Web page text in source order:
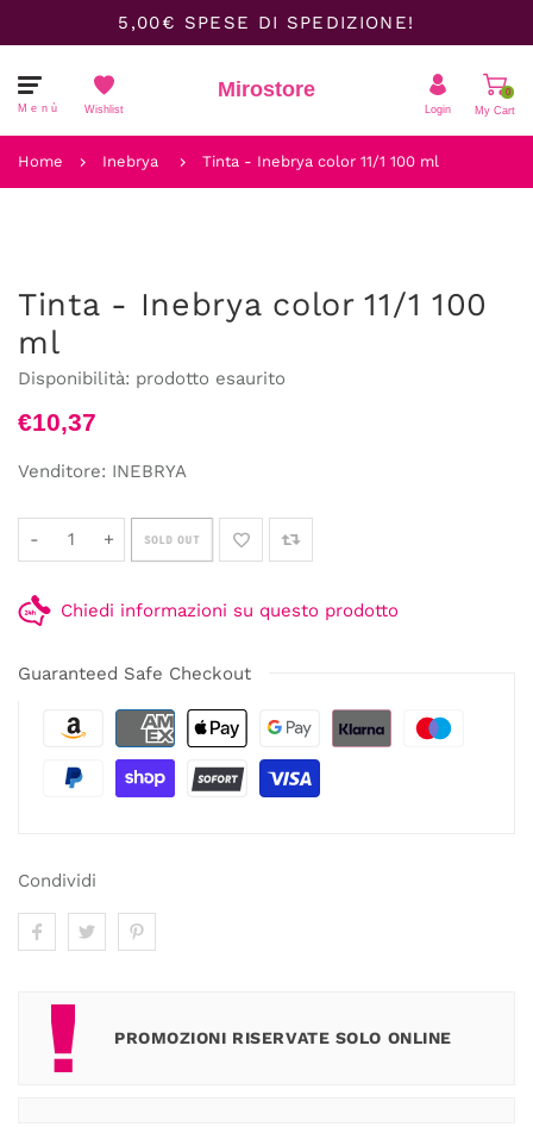
5,00€ SPESE DI SPEDIZIONE!
Menù Wishlist
Mirostore
Login
0
My Cart
Il carrello è vuoto.
Home Inebrya Tinta - Inebrya color 11/1 100 ml
Tinta - Inebrya color 11/1 100
ml
Disponibilità: prodotto esaurito
€10,37
Venditore: INEBRYA
- + SOLD OUT
Chiedi informazioni su questo prodotto
Guaranteed Safe Checkout
Condividi
PROMOZIONI RISERVATE SOLO ONLINE